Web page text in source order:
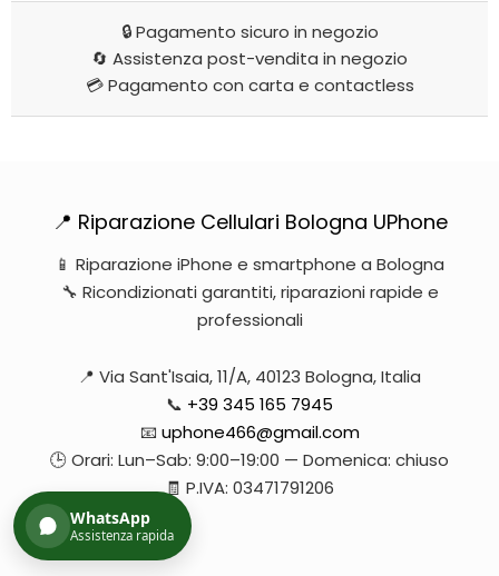
🔒 Pagamento sicuro in negozio
🔄 Assistenza post-vendita in negozio
💳 Pagamento con carta e contactless
📍 Riparazione Cellulari Bologna UPhone
📱 Riparazione iPhone e smartphone a Bologna
🔧 Ricondizionati garantiti, riparazioni rapide e
professionali
📍 Via Sant'Isaia, 11/A, 40123 Bologna, Italia
📞 +39 345 165 7945
📧 uphone466@gmail.com
🕒 Orari: Lun–Sab: 9:00–19:00 — Domenica: chiuso
🧾 P.IVA: 03471791206
WhatsApp
Assistenza rapida